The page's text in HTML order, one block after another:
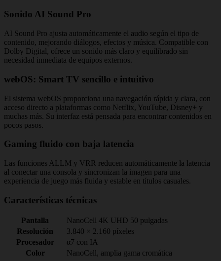
Sonido AI Sound Pro
AI Sound Pro ajusta automáticamente el audio según el tipo de
contenido, mejorando diálogos, efectos y música. Compatible con
Dolby Digital, ofrece un sonido más claro y equilibrado sin
necesidad inmediata de equipos externos.
webOS: Smart TV sencillo e intuitivo
El sistema webOS proporciona una navegación rápida y clara, con
acceso directo a plataformas como Netflix, YouTube, Disney+ y
muchas más. Su interfaz está pensada para encontrar contenidos en
pocos pasos.
Gaming fluido con baja latencia
Las funciones ALLM y VRR reducen automáticamente la latencia
al conectar una consola y sincronizan la imagen para una
experiencia de juego más fluida y estable en títulos casuales.
Características técnicas
Pantalla
NanoCell 4K UHD 50 pulgadas
Resolución
3.840 × 2.160 píxeles
Procesador
α7 con IA
Color
NanoCell, amplia gama cromática